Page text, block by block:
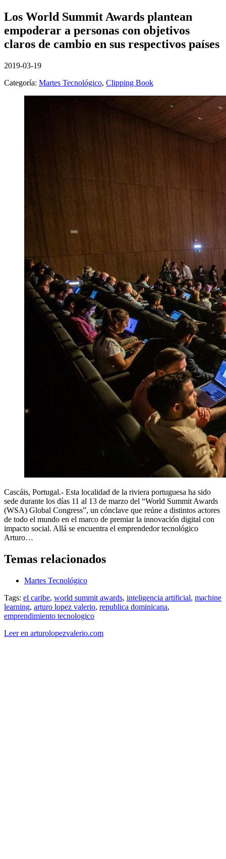
Los World Summit Awards plantean
empoderar a personas con objetivos
claros de cambio en sus respectivos países
2019-03-19
Categoría: Martes Tecnológico, Clipping Book
Cascáis, Portugal.- Esta localidad de la riviera portuguesa ha sido
sede durante los días 11 al 13 de marzo del “World Summit Awards
(WSA) Global Congress”, un cónclave que reúne a distintos actores
de todo el mundo en el marco de premiar la innovación digital con
impacto social. Allá se encuentra el emprendedor tecnológico
Arturo…
Temas relacionados
Martes Tecnológico
Tags: el caribe, world summit awards, inteligencia artificial, machine
learning, arturo lopez valerio, republica dominicana,
emprendimiento tecnologico
Leer en arturolopezvalerio.com